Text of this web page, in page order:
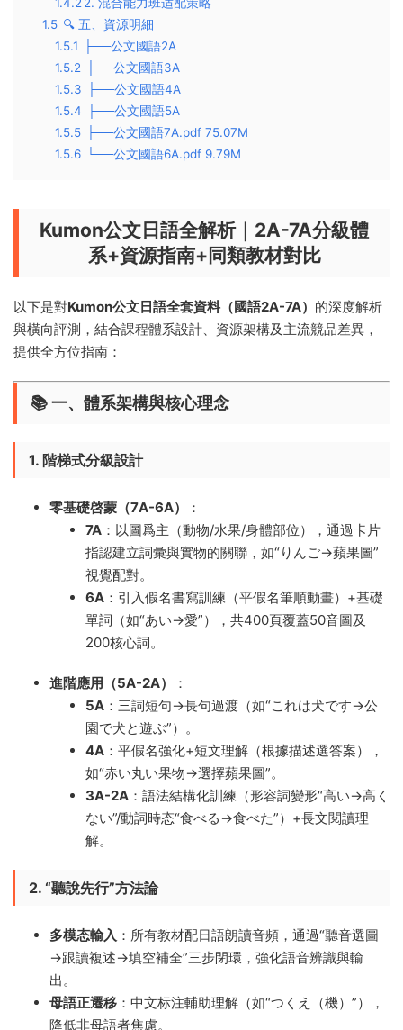
1.5 🔍 ​五、資源明細
1.5.1
├──公文國語2A
1.5.2
├──公文國語3A
1.5.3
├──公文國語4A
1.5.4
├──公文國語5A
1.5.5
├──公文國語7A.pdf 75.07M
1.5.6
└──公文國語6A.pdf 9.79M
Kumon公文日語全解析｜2A-7A分級體
系+資源指南+同類教材對比
以下是對Kumon公文日語全套資料（國語2A-7A）​ 的深度解析
與橫向評測，結合課程體系設計、資源架構及主流競品差異，
提供全方位指南：
📚 ​一、體系架構與核心理念
1. 階梯式分級設計
零基礎啓蒙（7A-6A）​
​：
7A ​：以圖爲主（動物/水果/身體部位），通過卡片
指認建立詞彙與實物的關聯，如“りんご→蘋果圖”
視覺配對。
6A ​：引入假名書寫訓練（平假名筆順動畫）+基礎
單詞（如“あい→愛”），共400頁覆蓋50音圖及
200核心詞。
進階應用（5A-2A）​
​：
5A ​：三詞短句→長句過渡（如“これは犬です→公
園で犬と遊ぶ”）。
4A ​：平假名強化+短文理解（根據描述選答案），
如“赤い丸い果物→選擇蘋果圖”。
3A-2A ​：語法結構化訓練（形容詞變形“高い→高く
ない”/動詞時态“食べる→食べた”）+長文閱讀理
解。
2. “聽說先行”方法論
多模态輸入 ​：所有教材配日語朗讀音頻，通過“聽音選圖
→跟讀複述→填空補全”三步閉環，強化語音辨識與輸
出。
母語正遷移 ​：中文标注輔助理解（如“つくえ（機）”），
降低非母語者焦慮。